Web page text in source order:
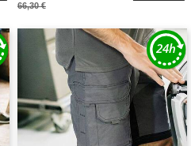
66,30 €